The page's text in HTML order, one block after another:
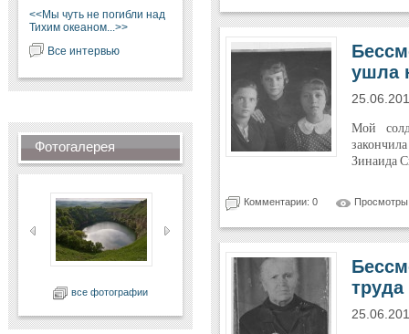
<<Мы чуть не погибли над
Тихим океаном...>>
Все интервью
Фотогалерея
все фотографии
ушла
Мой
Зинаида
Комментарии: 0
труда